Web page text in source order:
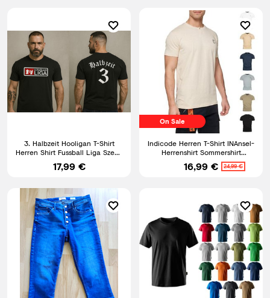
3. Halbzeit Hooligan T-Shirt
Herren Shirt Fussball Liga Szene
Hoodie Kapuzenpull
17,99 €
On Sale
Indicode Herren T-Shirt INAnsel-
Herrenshirt Sommershirt
Baumwoll Shirt Männer
16,99 € 24,99 €